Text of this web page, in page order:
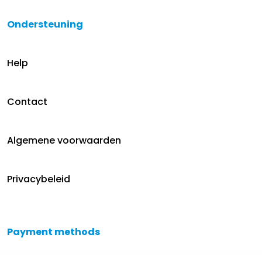
Ondersteuning
Help
Contact
Algemene voorwaarden
Privacybeleid
Payment methods